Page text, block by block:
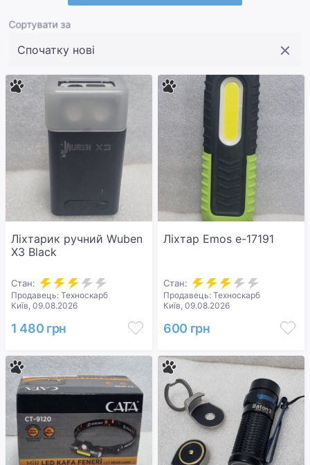
Сортувати за
Ліхтарик ручний Wuben
X3 Black
Стан:
Продавець: Техноскарб
Київ, 09.08.2026
1 480 грн
Ліхтар Emos e-17191
Стан:
Продавець: Техноскарб
Київ, 09.08.2026
600 грн